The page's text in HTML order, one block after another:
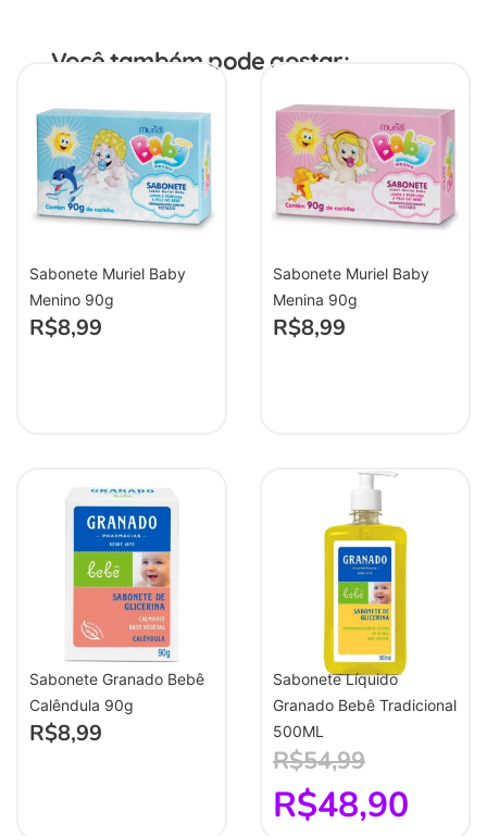
Você também pode gostar:
Sabonete Muriel Baby
Menino 90g
R$8,99
Sabonete Muriel Baby
Menina 90g
R$8,99
Sabonete Granado Bebê
Calêndula 90g
R$8,99
Sabonete Líquido
Granado Bebê Tradicional
500ML
R$54,99
R$48,90